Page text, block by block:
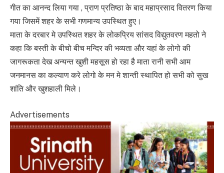
गीत का आनन्द लिया गया , प्राण प्रतिष्ठा के बाद महाप्रसाद वितरण किया
गया जिसमें शहर के सभी गणमान्य उपस्थित हुए।
माता के दरबार मे उपस्थित शहर के लोकप्रिय सांसद विद्युतवरण महतो ने
कहा कि बस्ती के बीचो बीच मन्दिर की भव्यता और यहां के लोगो की
जागरूकता देख अन्यन्त खुशी महसूस हो रहा है माता रानी सभी आम
जनमानस का कल्याण करे लोगो के मन मे शान्ती स्थापित हो सभी को सुख
शांति और खुशहाली मिले।
Advertisements